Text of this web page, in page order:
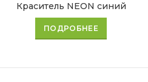
Краситель NEON синий
ПОДРОБНЕЕ